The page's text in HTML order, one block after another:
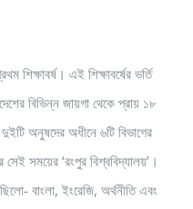
এই শিক্ষাবর্ষের ভর্তি
বিভিন্ন জায়গা থেকে প্রায় ১৮
অনুষদের অধীনে ৬টি বিভাগের
সেই সময়ের ‘রংপুর বিশ্ববিদ্যালয়’।
বাংলা, ইংরেজি, অর্থনীতি এবং